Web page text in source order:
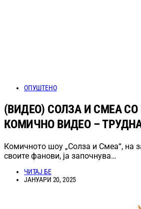
ОПУШТЕНО
(ВИДЕО) СОЛЗА И СМЕА СО
КОМИЧНО ВИДЕО –
Комичното шоу „Солза и Смеа“, на
своите фанови, ја започнува…
ЧИТАЈ БЕ
ЈАНУАРИ 20, 2025